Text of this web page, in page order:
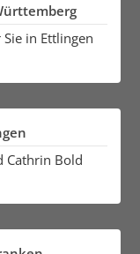
in Ettlingen
Cathrin Bold